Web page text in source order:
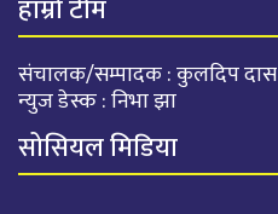
हाम्रो टीम
संचालक/सम्पादक : कुलदिप दास
न्युज डेस्क : निभा झा
सोसियल मिडिया